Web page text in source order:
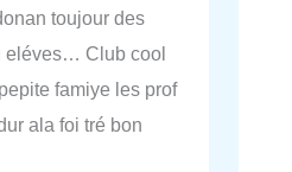
toujour des
eléves… Club cool
famiye les prof
ala foi tré bon